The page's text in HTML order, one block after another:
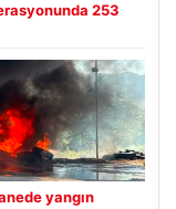
253
yangın